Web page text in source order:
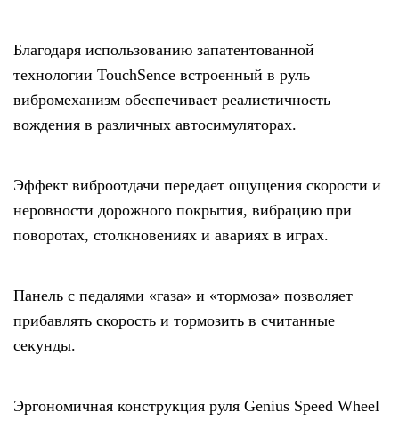
Благодаря использованию запатентованной
технологии TouchSence встроенный в руль
вибромеханизм обеспечивает реалистичность
вождения в различных автосимуляторах.
Эффект виброотдачи передает ощущения скорости и
неровности дорожного покрытия, вибрацию при
поворотах, столкновениях и авариях в играх.
Панель с педалями «газа» и «тормоза» позволяет
прибавлять скорость и тормозить в считанные
секунды.
Эргономичная конструкция руля Genius Speed Wheel